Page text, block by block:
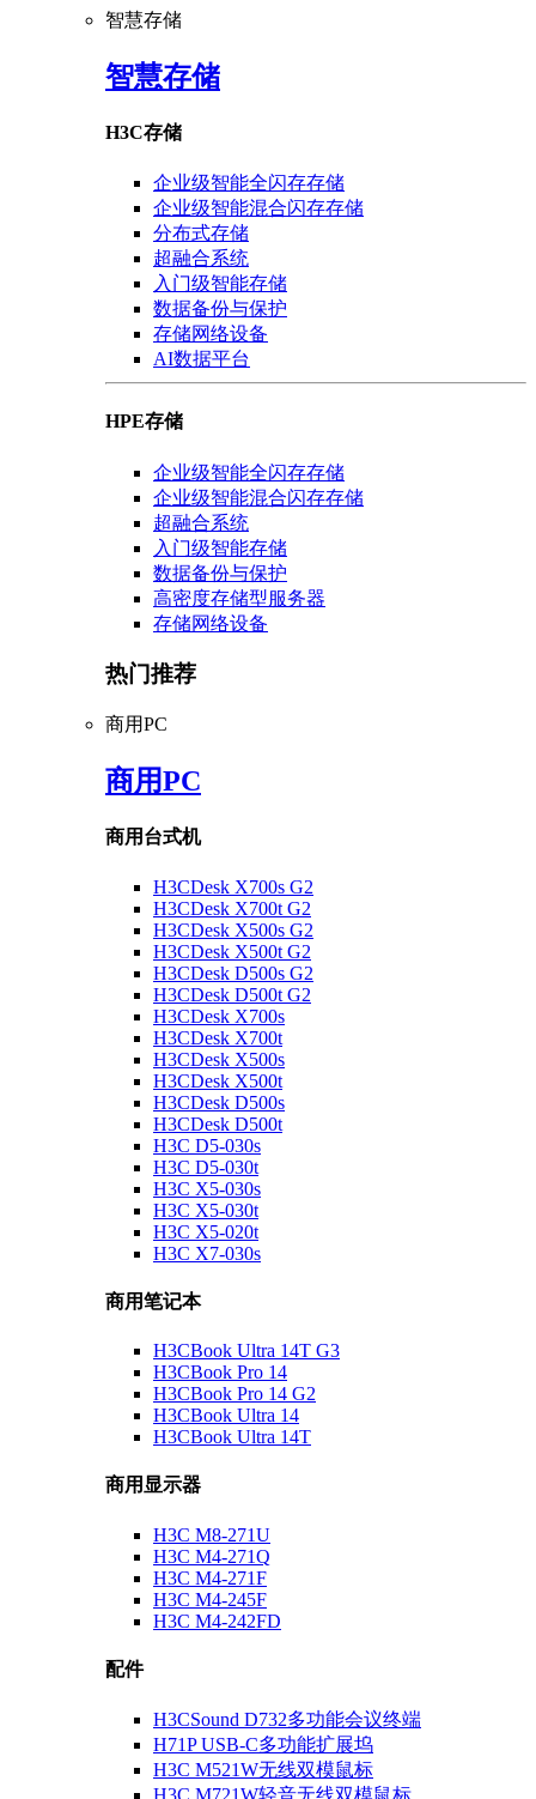
智慧存储
智慧存储
H3C存储
企业级智能全闪存存储
企业级智能混合闪存存储
分布式存储
超融合系统
入门级智能存储
数据备份与保护
存储网络设备
AI数据平台
HPE存储
企业级智能全闪存存储
企业级智能混合闪存存储
超融合系统
入门级智能存储
数据备份与保护
高密度存储型服务器
存储网络设备
热门推荐
商用PC
商用PC
商用台式机
H3CDesk X700s G2
H3CDesk X700t G2
H3CDesk X500s G2
H3CDesk X500t G2
H3CDesk D500s G2
H3CDesk D500t G2
H3CDesk X700s
H3CDesk X700t
H3CDesk X500s
H3CDesk X500t
H3CDesk D500s
H3CDesk D500t
H3C D5-030s
H3C D5-030t
H3C X5-030s
H3C X5-030t
H3C X5-020t
H3C X7-030s
商用笔记本
H3CBook Ultra 14T G3
H3CBook Pro 14
H3CBook Pro 14 G2
H3CBook Ultra 14
H3CBook Ultra 14T
商用显示器
H3C M8-271U
H3C M4-271Q
H3C M4-271F
H3C M4-245F
H3C M4-242FD
配件
H3CSound D732多功能会议终端
H71P USB-C多功能扩展坞
H3C M521W无线双模鼠标